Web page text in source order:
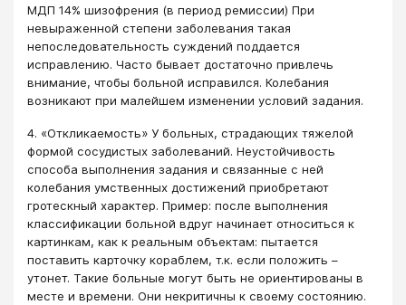
МДП 14% шизофрения (в период ремиссии) При
невыраженной степени заболевания такая
непоследовательность суждений поддается
исправлению. Часто бывает достаточно привлечь
внимание, чтобы больной исправился. Колебания
возникают при малейшем изменении условий задания.
4. «Откликаемость» У больных, страдающих тяжелой
формой сосудистых заболеваний. Неустойчивость
способа выполнения задания и связанные с ней
колебания умственных достижений приобретают
гротескный характер. Пример: после выполнения
классификации больной вдруг начинает относиться к
картинкам, как к реальным объектам: пытается
поставить карточку кораблем, т.к. если положить –
утонет. Такие больные могут быть не ориентированы в
месте и времени. Они некритичны к своему состоянию.